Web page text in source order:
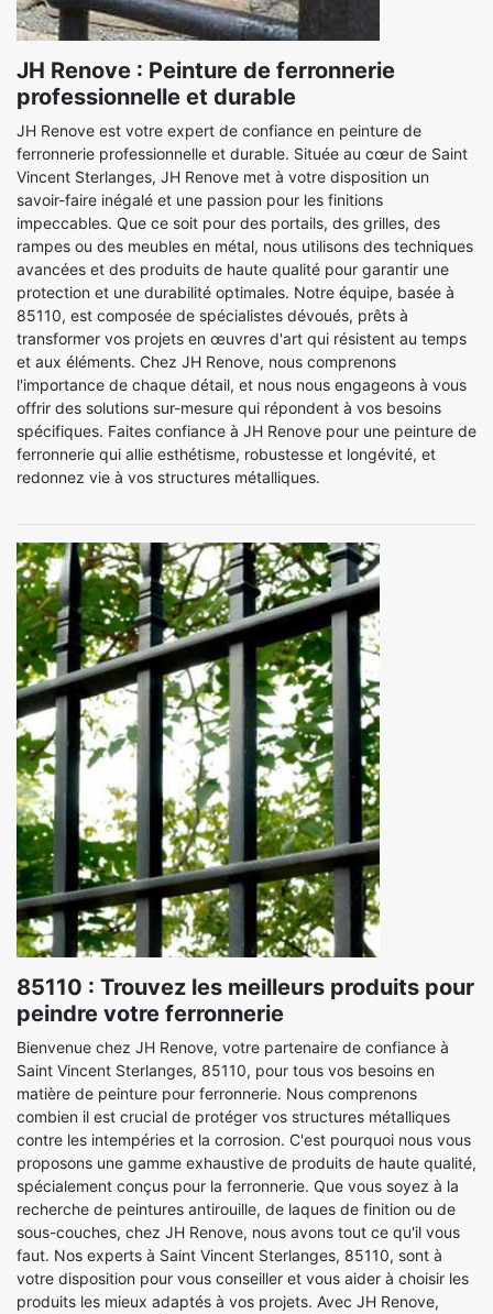
JH Renove : Peinture de ferronnerie
professionnelle et durable
JH Renove est votre expert de confiance en peinture de
ferronnerie professionnelle et durable. Située au cœur de Saint
Vincent Sterlanges, JH Renove met à votre disposition un
savoir-faire inégalé et une passion pour les finitions
impeccables. Que ce soit pour des portails, des grilles, des
rampes ou des meubles en métal, nous utilisons des techniques
avancées et des produits de haute qualité pour garantir une
protection et une durabilité optimales. Notre équipe, basée à
85110, est composée de spécialistes dévoués, prêts à
transformer vos projets en œuvres d'art qui résistent au temps
et aux éléments. Chez JH Renove, nous comprenons
l'importance de chaque détail, et nous nous engageons à vous
offrir des solutions sur-mesure qui répondent à vos besoins
spécifiques. Faites confiance à JH Renove pour une peinture de
ferronnerie qui allie esthétisme, robustesse et longévité, et
redonnez vie à vos structures métalliques.
85110 : Trouvez les meilleurs produits pour
peindre votre ferronnerie
Bienvenue chez JH Renove, votre partenaire de confiance à
Saint Vincent Sterlanges, 85110, pour tous vos besoins en
matière de peinture pour ferronnerie. Nous comprenons
combien il est crucial de protéger vos structures métalliques
contre les intempéries et la corrosion. C'est pourquoi nous vous
proposons une gamme exhaustive de produits de haute qualité,
spécialement conçus pour la ferronnerie. Que vous soyez à la
recherche de peintures antirouille, de laques de finition ou de
sous-couches, chez JH Renove, nous avons tout ce qu'il vous
faut. Nos experts à Saint Vincent Sterlanges, 85110, sont à
votre disposition pour vous conseiller et vous aider à choisir les
produits les mieux adaptés à vos projets. Avec JH Renove,